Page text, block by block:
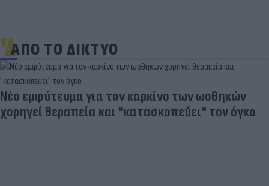
ΑΠΟ ΤΟ ΔΙΚΤΥΟ
Νέο εμφύτευμα για τον καρκίνο των ωοθηκών
χορηγεί θεραπεία και "κατασκοπεύει" τον όγκο